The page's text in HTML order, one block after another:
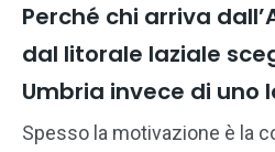
Perché chi arriva
dal litorale laziale
Umbria invece di uno
Spesso la motivazione è la